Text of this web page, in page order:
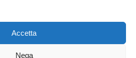
Accetta
Nega